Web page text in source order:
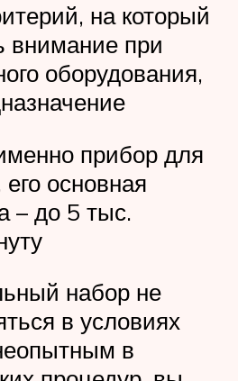
на который
внимание при
оборудования,
прибор для
основная
– до 5 тыс.
набор не
в условиях
в